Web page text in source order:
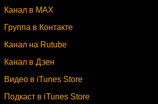
Канал в MAX
Группа в Контакте
Канал на Rutube
Канал в Дзен
Видео в iTunes Store
Подкаст в iTunes Store